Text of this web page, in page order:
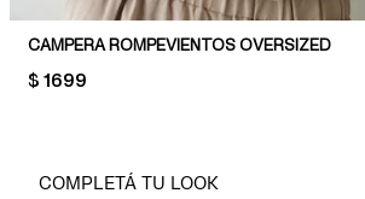
CAMPERA ROMPEVIENTOS OVERSIZED
PRICE:
$ 1699
COMPLETÁ TU LOOK